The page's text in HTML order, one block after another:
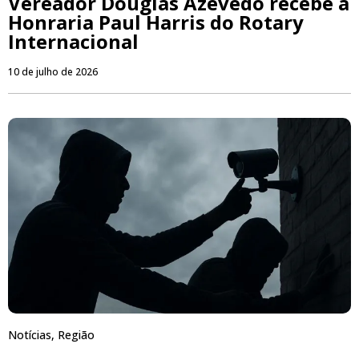
Honraria Paul Harris do Rotary
Internacional
10 de julho de 2026
Notícias, Região